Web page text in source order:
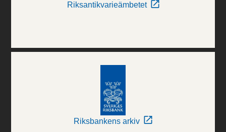
Riksantikvarieämbetet
Riksbankens arkiv